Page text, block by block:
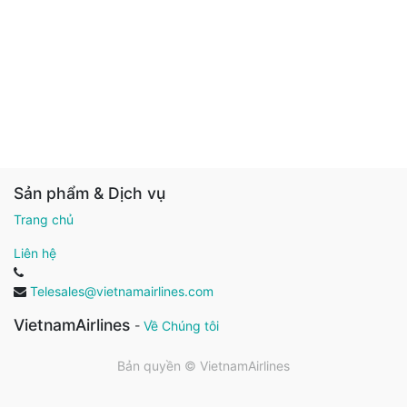
Sản phẩm & Dịch vụ
Trang chủ
Liên hệ
Telesales@vietnamairlines.com
VietnamAirlines - Về Chúng tôi
Bản quyền © VietnamAirlines